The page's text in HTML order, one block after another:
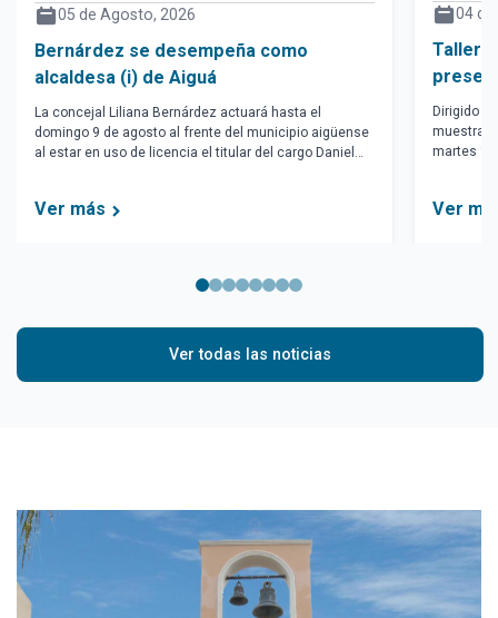
05 de Agosto, 2026
Bernárdez se desempeña como
alcaldesa (i) de Aiguá
La concejal Liliana Bernárdez actuará hasta el
domingo 9 de agosto al frente del municipio aigüense
al estar en uso de licencia el titular del cargo Daniel
Ver más
04
Taller
Dirigido
muestra
martes 18
Ver
Ver todas las noticias